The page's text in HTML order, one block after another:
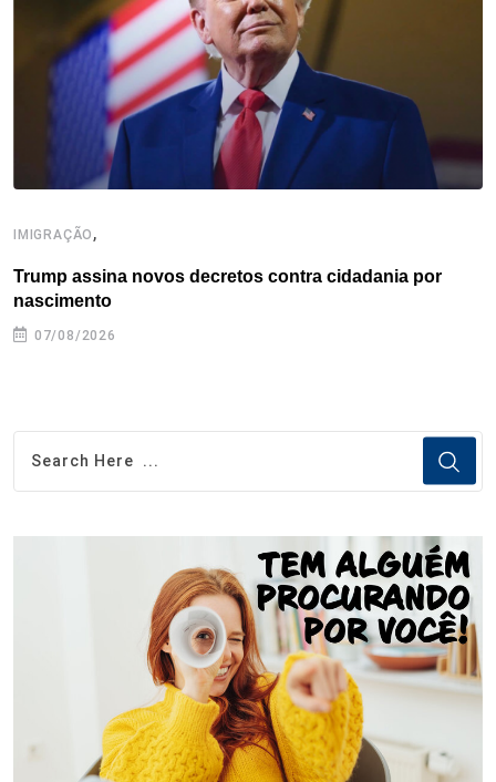
k n s
t
IMIGRAÇÃO ,
Trump assina novos decretos contra cidadania por
nascimento
07/08/2026